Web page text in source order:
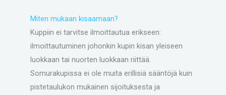
Miten mukaan kisaamaan?
Kuppiin ei tarvitse ilmoittautua erikseen:
ilmoittautuminen johonkin kupin kisan yleiseen
luokkaan tai nuorten luokkaan riittää.
Somurakupissa ei ole muita erillisiä sääntöjä kuin
pistetaulukon mukainen sijoituksesta ja